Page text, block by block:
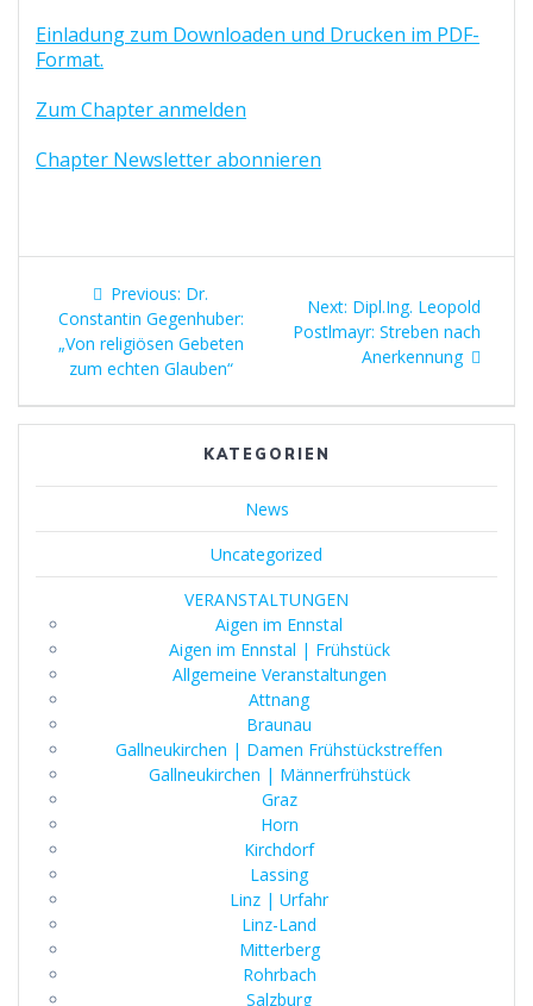
Einladung zum Downloaden und Drucken im PDF-
Format.
Zum Chapter anmelden
Chapter Newsletter abonnieren
Beitragsnavigation
Previous: Previous
post:
Dr.
Constantin Gegenhuber:
„Von religiösen Gebeten
zum echten Glauben“
Next: Next
post:
Dipl.Ing. Leopold
Postlmayr: Streben nach
Anerkennung
KATEGORIEN
News
Uncategorized
VERANSTALTUNGEN
Aigen im Ennstal
Aigen im Ennstal | Frühstück
Allgemeine Veranstaltungen
Attnang
Braunau
Gallneukirchen | Damen Frühstückstreffen
Gallneukirchen | Männerfrühstück
Graz
Horn
Kirchdorf
Lassing
Linz | Urfahr
Linz-Land
Mitterberg
Rohrbach
Salzburg